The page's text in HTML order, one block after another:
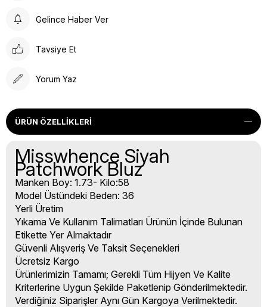
Gelince Haber Ver
Tavsiye Et
Yorum Yaz
ÜRÜN ÖZELLIKLERI
Misswhence Siyah
Patchwork Bluz
Manken Boy: 1.73- Kilo:58
Model Üstündeki Beden: 36
Yerli Üretim
Yıkama Ve Kullanım Talimatları Ürünün İçinde Bulunan
Etikette Yer Almaktadır
Güvenli Alışveriş Ve Taksit Seçenekleri
Ücretsiz Kargo
Ürünlerimizin Tamamı; Gerekli Tüm Hijyen Ve Kalite
Kriterlerine Uygun Şekilde Paketlenip Gönderilmektedir.
Verdiğiniz Siparişler Aynı Gün Kargoya Verilmektedir.